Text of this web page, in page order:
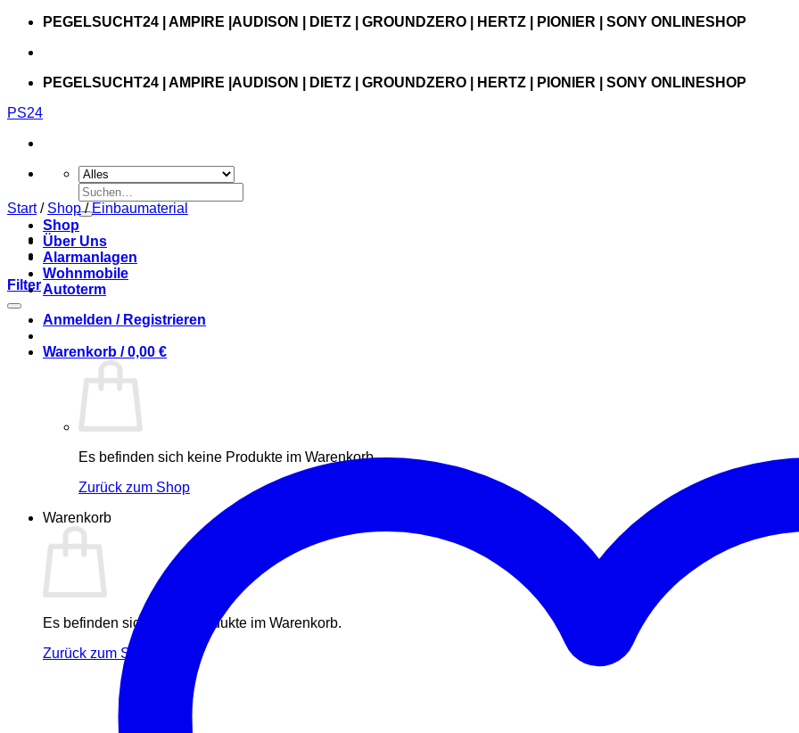
Zum
springen
PEGELSUCHT24 | AMPIRE |AUDISON | DIETZ | GROUNDZERO | HERTZ | PIONIER | SONY ONLINESHOP
PEGELSUCHT24 | AMPIRE |AUDISON | DIETZ | GROUNDZERO | HERTZ | PIONIER | SONY ONLINESHOP
PS24
Suchen
nach:
Shop
Über Uns
Alarmanlagen
Wohnmobile
Autoterm
Anmelden / Registrieren
Warenkorb /0,00 €
Es befinden sich keine Produkte im Warenkorb.
Zurück zum Shop
Warenkorb
Es befinden sich keine Produkte im Warenkorb.
Zurück zum Shop
Start / Shop / Einbaumaterial
Filter